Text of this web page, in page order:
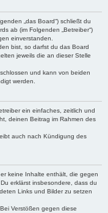
„das Board“) schließt du
ab (im Folgenden „Betreiber“)
einverstanden.
bist, so darfst du das Board
jeweils die an dieser Stelle
und kann von beiden
werden.
ein einfaches, zeitlich und
deinen Beitrag im Rahmen des
auch nach Kündigung des
keine Inhalte enthält, die gegen
erklärst insbesondere, dass du
Links und Bilder zu setzen
Verstößen gegen diese